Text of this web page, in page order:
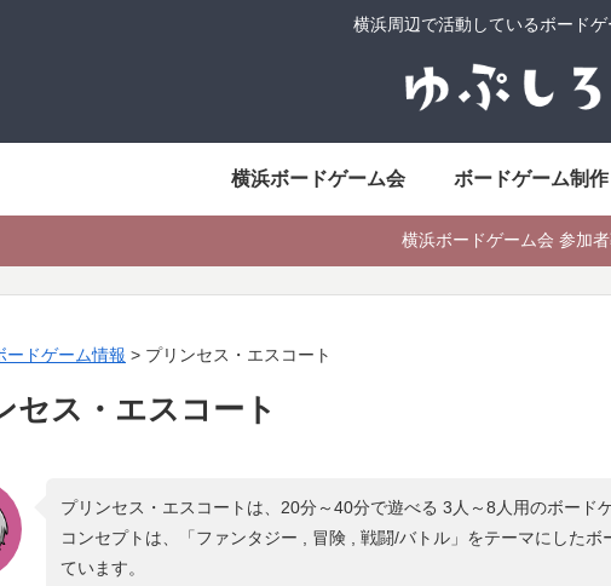
横浜周辺で活動しているボード
横浜ボードゲーム会 ボードゲーム制作
横浜ボードゲーム会 参加
ードゲーム情報 > プリンセス・エスコート
セス・エスコート
プリンセス・エスコートは、20分～40分で遊べる 3人～8人用のボード
コンセプトは、「ファンタジー , 冒険 , 戦闘/バトル 」をテーマにしたボ
ています。